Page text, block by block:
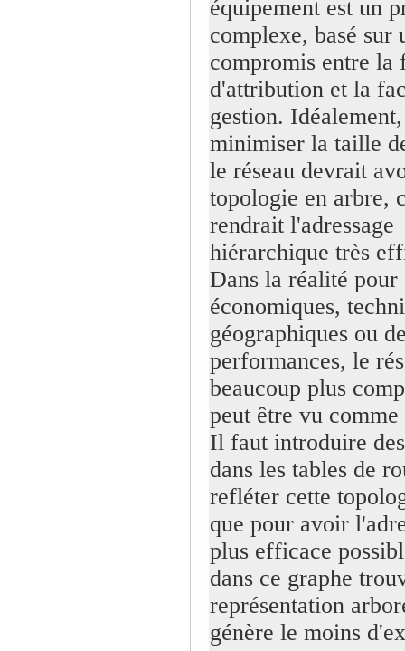
équipement est un
complexe, basé sur
compromis entre la
d'attribution et la
gestion.
minimiser la taille
le réseau devrait
topologie en arbre,
rendrait l'adressage
hiérarchique très
Dans la réalité pour
économiques,
géographiques ou
performances, le
beaucoup plus
peut être vu
Il faut introduire
dans les tables de
refléter cette
que pour avoir
plus efficace
dans ce graphe
représentation
génère le moins